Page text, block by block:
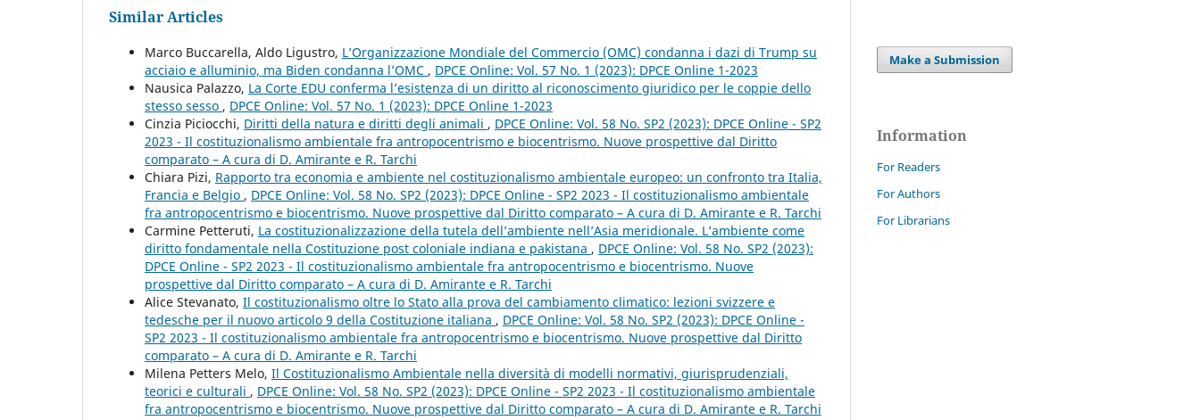
Similar Articles
Marco Buccarella, Aldo Ligustro, L’Organizzazione Mondiale del Commercio (OMC) condanna i dazi di Trump su
acciaio e alluminio, ma Biden condanna l’OMC , DPCE Online: Vol. 57 No. 1 (2023): DPCE Online 1-2023
Nausica Palazzo, La Corte EDU conferma l’esistenza di un diritto al riconoscimento giuridico per le coppie dello
stesso sesso , DPCE Online: Vol. 57 No. 1 (2023): DPCE Online 1-2023
Cinzia Piciocchi, Diritti della natura e diritti degli animali , DPCE Online: Vol. 58 No. SP2 (2023): DPCE Online - SP2
2023 - Il costituzionalismo ambientale fra antropocentrismo e biocentrismo. Nuove prospettive dal Diritto
comparato – A cura di D. Amirante e R. Tarchi
Chiara Pizi, Rapporto tra economia e ambiente nel costituzionalismo ambientale europeo: un confronto tra Italia,
Francia e Belgio , DPCE Online: Vol. 58 No. SP2 (2023): DPCE Online - SP2 2023 - Il costituzionalismo ambientale
fra antropocentrismo e biocentrismo. Nuove prospettive dal Diritto comparato – A cura di D. Amirante e R. Tarchi
Carmine Petteruti, La costituzionalizzazione della tutela dell’ambiente nell’Asia meridionale. L’ambiente come
diritto fondamentale nella Costituzione post coloniale indiana e pakistana , DPCE Online: Vol. 58 No. SP2 (2023):
DPCE Online - SP2 2023 - Il costituzionalismo ambientale fra antropocentrismo e biocentrismo. Nuove
prospettive dal Diritto comparato – A cura di D. Amirante e R. Tarchi
Alice Stevanato, Il costituzionalismo oltre lo Stato alla prova del cambiamento climatico: lezioni svizzere e
tedesche per il nuovo articolo 9 della Costituzione italiana , DPCE Online: Vol. 58 No. SP2 (2023): DPCE Online -
SP2 2023 - Il costituzionalismo ambientale fra antropocentrismo e biocentrismo. Nuove prospettive dal Diritto
comparato – A cura di D. Amirante e R. Tarchi
Milena Petters Melo, Il Costituzionalismo Ambientale nella diversità di modelli normativi, giurisprudenziali,
teorici e culturali , DPCE Online: Vol. 58 No. SP2 (2023): DPCE Online - SP2 2023 - Il costituzionalismo ambientale
fra antropocentrismo e biocentrismo. Nuove prospettive dal Diritto comparato – A cura di D. Amirante e R. Tarchi
Make a Submission
Information
For Readers
For Authors
For Librarians